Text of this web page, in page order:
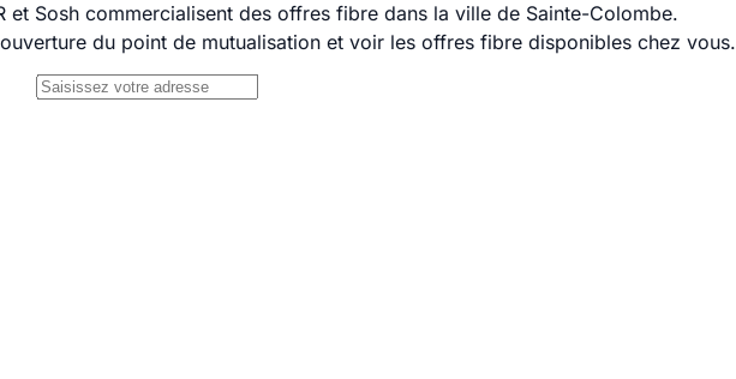
et Sosh commercialisent des offres fibre dans la ville de Sainte-Colombe.
du point de mutualisation et voir les offres fibre disponibles chez vous.